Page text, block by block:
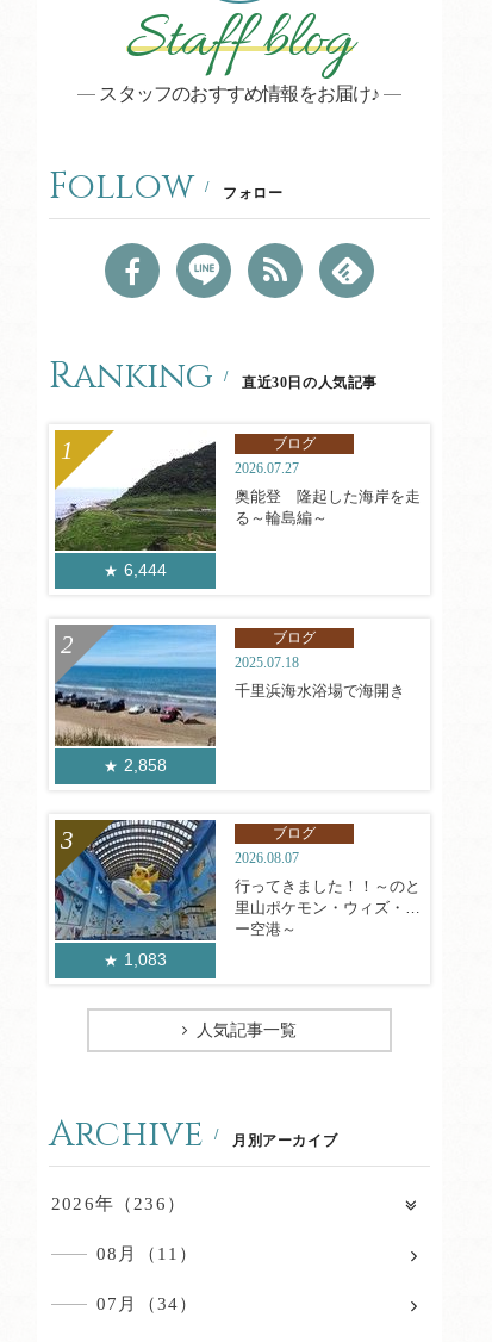
Staff blog
スタッフのおすすめ情報をお届け♪
Follow フォロー
Ranking 直近30日の人気記事
6,444
ブログ
2026.07.27
奥能登 隆起した海岸を走
る～輪島編～
2,858
ブログ
2025.07.18
千里浜海水浴場で海開き
1,083
ブログ
2026.08.07
行ってきました！！～のと
里山ポケモン・ウィズ・ユ
ー空港～
人気記事一覧
Archive 月別アーカイブ
2026年（236）
08月（11）
07月（34）